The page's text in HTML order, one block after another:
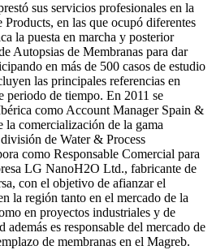
sus servicios profesionales en la
Products, en las que ocupó diferentes
la puesta en marcha y posterior
Autopsias de Membranas para dar
en más de 500 casos de estudio
las principales referencias en
periodo de tiempo. En 2011 se
como Account Manager Spain &
la comercialización de la gama
de Water & Process
como Responsable Comercial para
LG NanoH2O Ltd., fabricante de
con el objetivo de afianzar el
la región tanto en el mercado de la
en proyectos industriales y de
es responsable del mercado de
de membranas en el Magreb.